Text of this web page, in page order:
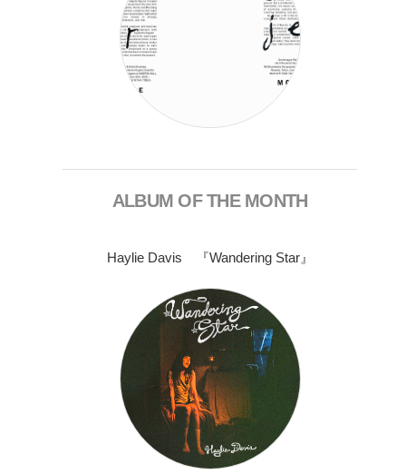
ALBUM OF THE MONTH
Haylie Davis 『Wandering Star』